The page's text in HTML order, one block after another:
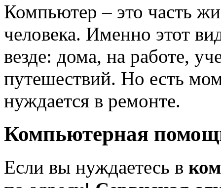
Компьютер – это часть
человека. Именно этот
везде: дома, на работе,
путешествий. Но есть
нуждается в ремонте.
Компьютерная
Если вы нуждаетесь в